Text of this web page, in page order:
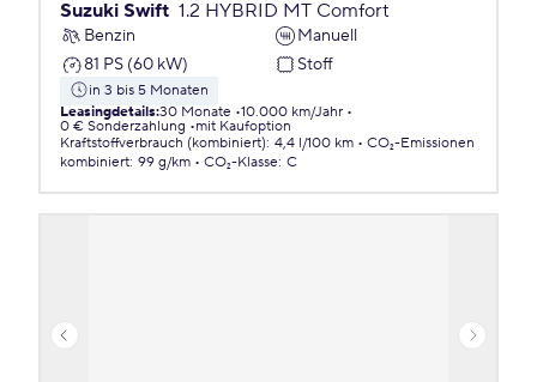
Suzuki Swift 1.2 HYBRID MT Comfort
Benzin
Manuell
81 PS (60 kW)
Stoff
in 3 bis 5 Monaten
Leasingdetails:30 Monate 10.000 km/Jahr
0 € Sonderzahlung
mit Kaufoption
Kraftstoffverbrauch (kombiniert): 4,4 l/100 km
CO₂-Emissionen
kombiniert: 99 g/km CO₂-Klasse: C